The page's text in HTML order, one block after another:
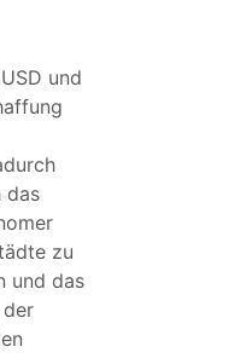
und
das
zu
und das